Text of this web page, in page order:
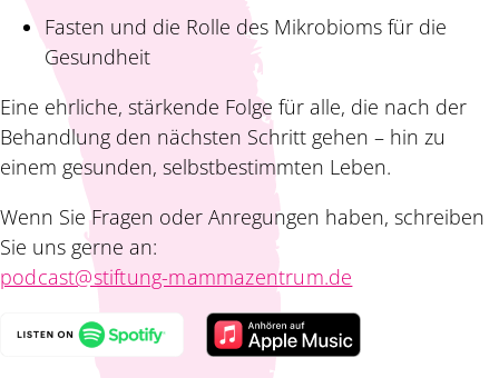
Fasten und die Rolle des Mikrobioms für die
Gesundheit
Eine ehrliche, stärkende Folge für alle, die nach der
Behandlung den nächsten Schritt gehen – hin zu
einem gesunden, selbstbestimmten Leben.
Wenn Sie Fragen oder Anregungen haben, schreiben
Sie uns gerne an:
podcast@stiftung-mammazentrum.de